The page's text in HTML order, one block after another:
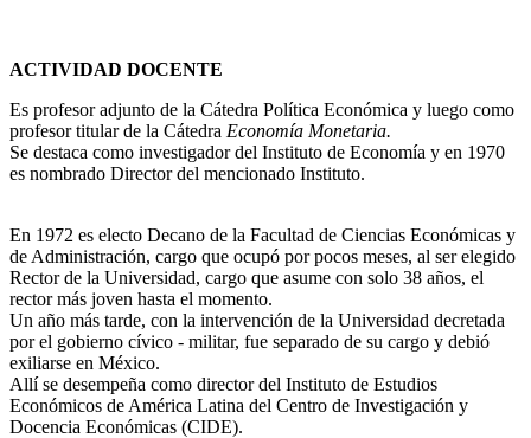
ACTIVIDAD DOCENTE
Es profesor adjunto de la Cátedra Política Económica y luego como
profesor titular de la Cátedra Economía Monetaria.
Se destaca como investigador del Instituto de Economía y en 1970
es nombrado Director del mencionado Instituto.
En 1972 es electo Decano de la Facultad de Ciencias Económicas y
de Administración, cargo que ocupó por pocos meses, al ser elegido
Rector de la Universidad, cargo que asume con solo 38 años, el
rector más joven hasta el momento.
Un año más tarde, con la intervención de la Universidad decretada
por el gobierno cívico - militar, fue separado de su cargo y debió
exiliarse en México.
Allí se desempeña como director del Instituto de Estudios
Económicos de América Latina del Centro de Investigación y
Docencia Económicas (CIDE).